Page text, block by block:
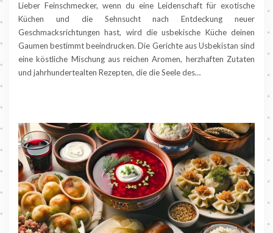
Lieber Feinschmecker, wenn du eine Leidenschaft für exotische
Küchen und die Sehnsucht nach Entdeckung neuer
Geschmacksrichtungen hast, wird die usbekische Küche deinen
Gaumen bestimmt beeindrucken. Die Gerichte aus Usbekistan sind
eine köstliche Mischung aus reichen Aromen, herzhaften Zutaten
und jahrhundertealten Rezepten, die die Seele des…